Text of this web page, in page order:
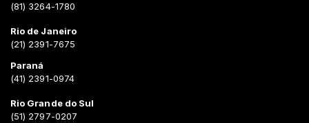
(81) 3264-1780
Rio de Janeiro
(21) 2391-7675
Paraná
(41) 2391-0974
Rio Grande do Sul
(51) 2797-0207